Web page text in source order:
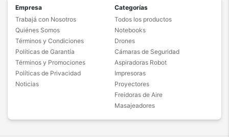
Empresa
Trabajá con Nosotros
Quiénes Somos
Términos y Condiciones
Políticas de Garantía
Términos y Promociones
Políticas de Privacidad
Noticias
Categorías
Todos los productos
Notebooks
Drones
Cámaras de Seguridad
Aspiradoras Robot
Impresoras
Proyectores
Freidoras de Aire
Masajeadores